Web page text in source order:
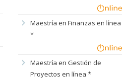
chevron_right
Maestría en Finanzas en línea
*
chevron_right
Maestría en Gestión de
Proyectos en línea *